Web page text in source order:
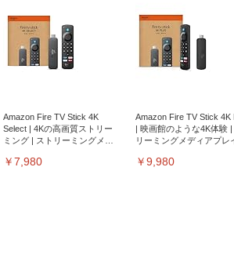
Amazon Fire TV Stick 4K
Select | 4Kの高画質ストリー
ミング | ストリーミングメデ
￥7,980
Amazon Fire TV Stick 4K
| 映画館のような4K体験 |
リーミングメディアプレ
￥9,980